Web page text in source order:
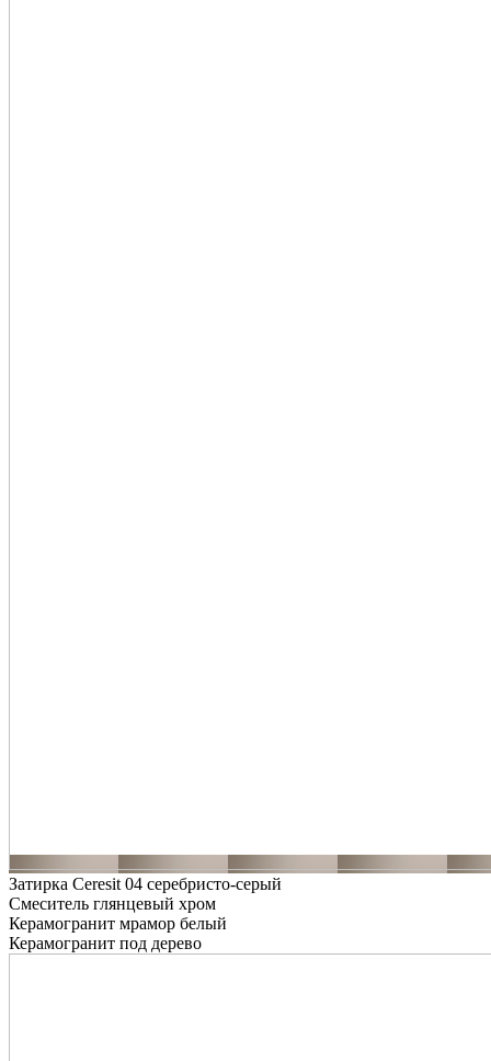
Затирка Ceresit 04 серебристо-серый
Смеситель глянцевый хром
Керамогранит мрамор белый
Керамогранит под дерево